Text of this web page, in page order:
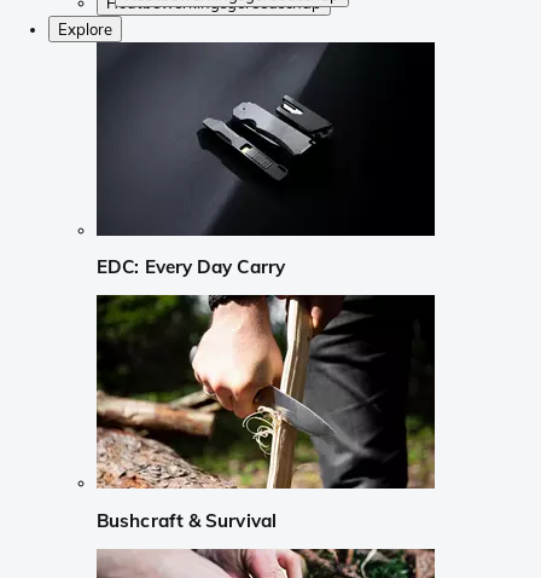
Explore
EDC: Every Day Carry
Bushcraft & Survival